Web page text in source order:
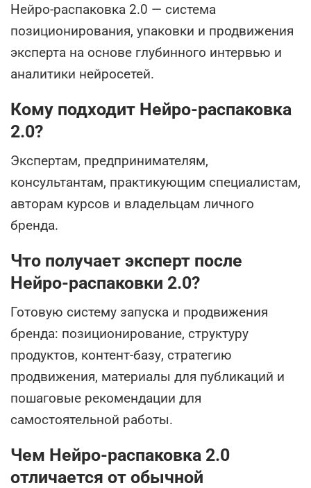
Нейро-распаковка 2.0 — система
позиционирования, упаковки и продвижения
эксперта на основе глубинного интервью и
аналитики нейросетей.
Кому подходит Нейро-распаковка
2.0?
Экспертам, предпринимателям,
консультантам, практикующим специалистам,
авторам курсов и владельцам личного
бренда.
Что получает эксперт после
Нейро-распаковки 2.0?
Готовую систему запуска и продвижения
бренда: позиционирование, структуру
продуктов, контент-базу, стратегию
продвижения, материалы для публикаций и
пошаговые рекомендации для
самостоятельной работы.
Чем Нейро-распаковка 2.0
отличается от обычной